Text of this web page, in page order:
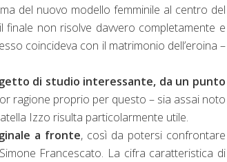
del nuovo modello femminile al centro del
non risolve davvero completamente e
coincideva con il matrimonio dell’eroina –
di studio interessante, da un punto
ragione proprio per questo – sia assai noto
Izzo risulta particolarmente utile.
a fronte, così da potersi confrontare
Francescato. La cifra caratteristica di